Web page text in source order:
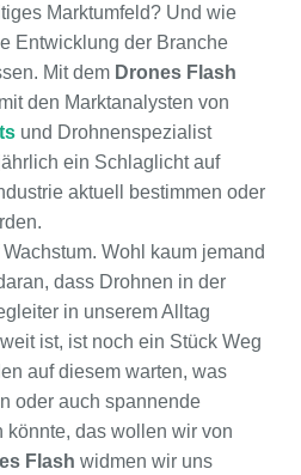
Marktumfeld? Und wie
Entwicklung der Branche
Mit dem Drones Flash
den Marktanalysten von
und Drohnenspezialist
ein Schlaglicht auf
aktuell bestimmen oder
Wohl kaum jemand
dass Drohnen in der
in unserem Alltag
ist, ist noch ein Stück Weg
auf diesem warten, was
oder auch spannende
das wollen wir von
Flash widmen wir uns